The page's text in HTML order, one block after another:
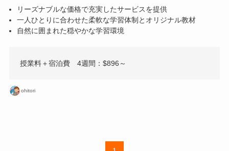
リーズナブルな価格で充実したサービスを提供
一人ひとりに合わせた柔軟な学習体制とオリジナル教材
自然に囲まれた穏やかな学習環境
授業料＋宿泊費 4週間：$896～
ohitori